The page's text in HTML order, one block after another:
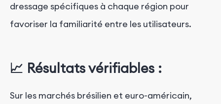
dressage spécifiques à chaque région pour
favoriser la familiarité entre les utilisateurs.
📈 Résultats vérifiables :
Sur les marchés brésilien et euro-américain,